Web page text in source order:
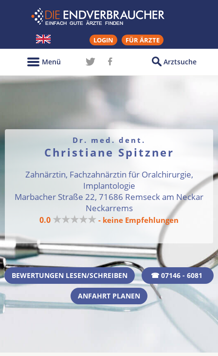
LOGIN FÜR ÄRZTE
Arztsuche
Menü
Dr. med. dent.
Christiane Spitzner
Zahnärztin, Fachzahnärztin für Oralchirurgie,
Implantologie
Marbacher Straße 22, 71686 Remseck am Neckar
Neckarrems
0.0 ★★★★★ - keine Empfehlungen
BEWERTUNGEN LESEN/SCHREIBEN ☎ 07146 - 6081
ANFAHRT PLANEN